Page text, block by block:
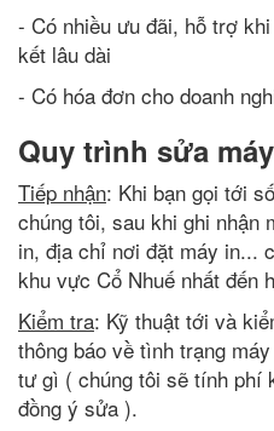
- Có nhiều ưu đãi, hỗ trợ
kết lâu dài
- Có hóa đơn cho doanh
Quy trình sửa
Tiếp nhận: Khi bạn gọi tới
chúng tôi, sau khi ghi nhận
in, địa chỉ nơi đặt máy in...
khu vực Cổ Nhuế nhất đến
Kiểm tra: Kỹ thuật tới và
thông báo về tình trạng
tư gì ( chúng tôi sẽ tính phí
đồng ý sửa ).